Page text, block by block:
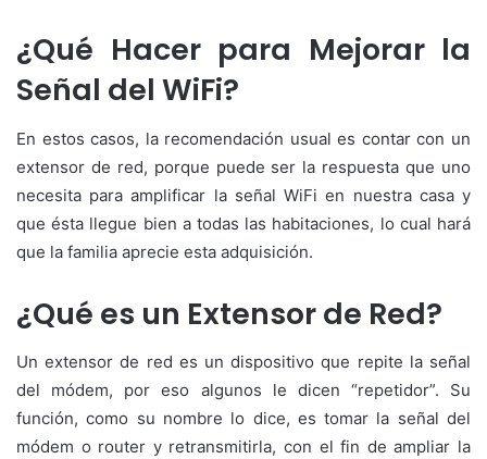
¿Qué Hacer para Mejorar la
Señal del WiFi?
En estos casos, la recomendación usual es contar con un
extensor de red, porque puede ser la respuesta que uno
necesita para amplificar la señal WiFi en nuestra casa y
que ésta llegue bien a todas las habitaciones, lo cual hará
que la familia aprecie esta adquisición.
¿Qué es un Extensor de Red?
Un extensor de red es un dispositivo que repite la señal
del módem, por eso algunos le dicen “repetidor”. Su
función, como su nombre lo dice, es tomar la señal del
módem o router y retransmitirla, con el fin de ampliar la